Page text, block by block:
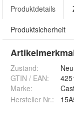
Produktdetails
Produktsicherheit
Zustand:
Neu
GTIN / EAN:
Marke:
Hersteller Nr.: